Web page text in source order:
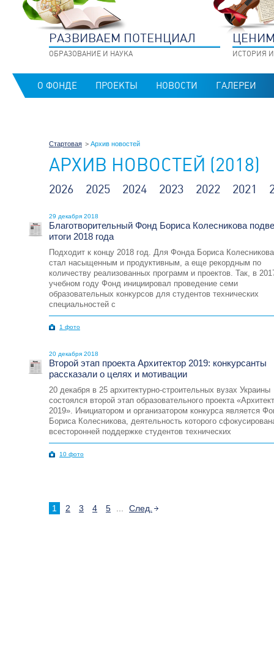
РАЗВИВАЕМ ПОТЕНЦИАЛ
ОБРАЗОВАНИЕ И НАУКА ИСТОРИЯ
О ФОНДЕ ПРОЕКТЫ НОВОСТИ ГАЛЕРЕИ
Стартовая Архив новостей
АРХИВ НОВОСТЕЙ (2018)
2026 2025 2024 2023 2022 2021
29 декабря 2018
Благотворительный Фонд Бориса Колесникова
итоги 2018 года
Подходит к концу 2018 год. Для Фонда Бориса
стал насыщенным и продуктивным, а еще рекордным по
количеству реализованных программ и проектов. Так, в
учебном году Фонд инициировал проведение семи
образовательных конкурсов для студентов технических
специальностей с
1 фото
20 декабря 2018
Второй этап проекта Архитектор 2019: конкурсанты
рассказали о целях и мотивации
20 декабря в 25 архитектурно-строительных вузах Украины
состоялся второй этап образовательного проекта
2019». Инициатором и организатором конкурса является
Бориса Колесникова, деятельность которого
всесторонней поддержке студентов технических
10 фото
1 2 3 4 5 След.